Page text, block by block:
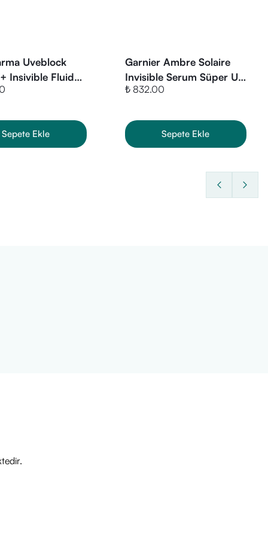
yetişkinler
kadar geniş bir kullanıcı
bekleyip makyaj
tekrarlayabilirsiniz.
Uveblock
Insivible Fluid
Sepete Ekle
Garnier Ambre Solaire
Invisible Serum Süper Uv
Günlük Güneş Koruyucu
₺ 832.00
Sepete Ekle